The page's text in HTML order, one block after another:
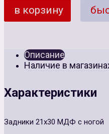
в корзину
Описание
Наличие в
Характеристики
Задники 21х30 МДФ с ногой